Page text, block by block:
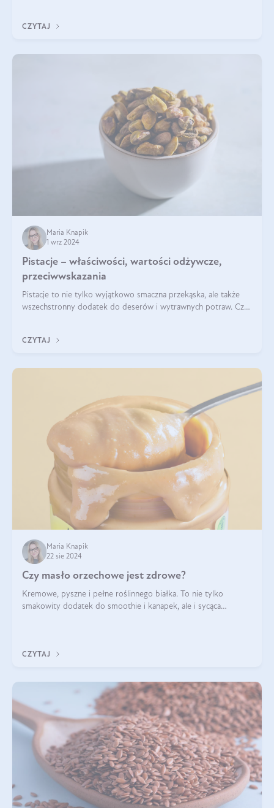
CZYTAJ
Maria Knapik
1 wrz 2024
Pistacje – właściwości, wartości odżywcze,
przeciwwskazania
Pistacje to nie tylko wyjątkowo smaczna przekąska, ale także
wszechstronny dodatek do deserów i wytrawnych potraw. Czy
CZYTAJ
Maria Knapik
22 sie 2024
Czy masło orzechowe jest zdrowe?
Kremowe, pyszne i pełne roślinnego białka. To nie tylko
smakowity dodatek do smoothie i kanapek, ale i sycąca
CZYTAJ